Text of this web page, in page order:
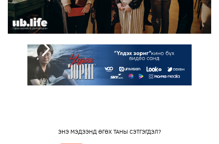
ЭНЭ МЭДЭЭНД ӨГӨХ ТАНЫ СЭТГЭГДЭЛ?